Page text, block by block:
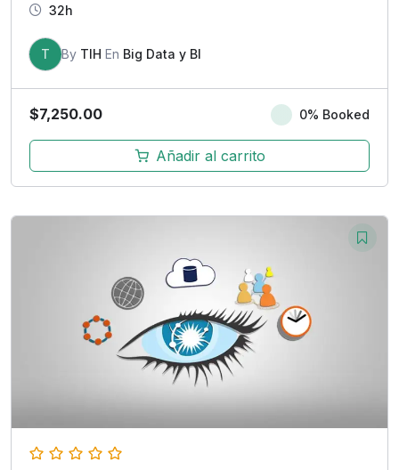
32h
T By TIH En Big Data y BI
$7,250.00 0% Booked
Añadir al carrito